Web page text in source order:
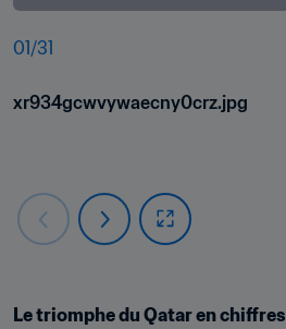
01 /31
xr934gcwvywaecny0crz.jpg
Le triomphe du Qatar en chiffres